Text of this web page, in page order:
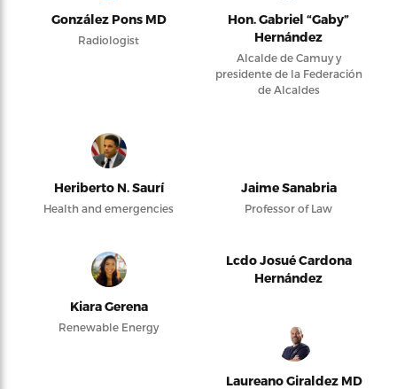
González Pons MD
Radiologist
Hon. Gabriel “Gaby”
Hernández
Alcalde de Camuy y
presidente de la Federación
de Alcaldes
Heriberto N. Saurí
Health and emergencies
Jaime Sanabria
Professor of Law
Kiara Gerena
Renewable Energy
Lcdo Josué Cardona
Hernández
Laureano Giraldez MD